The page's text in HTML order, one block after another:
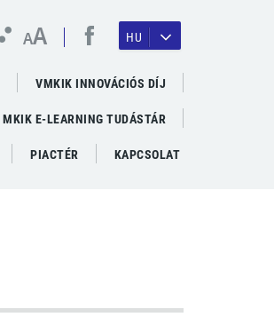
AA HU
VMKIK INNOVÁCIÓS DÍJ
MKIK E-LEARNING TUDÁSTÁR
PIACTÉR KAPCSOLAT